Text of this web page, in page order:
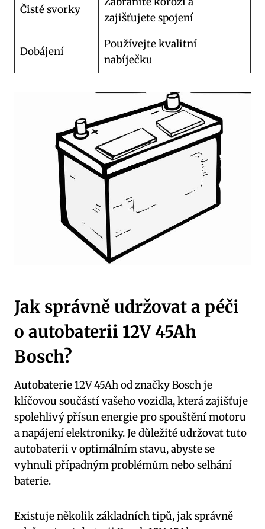
Čisté svorky
zajišťujete spojení
Dobájení
Používejte kvalitní
nabíječku
Jak správně udržovat a péči
o autobaterii 12V 45Ah
Bosch?
Autobaterie 12V 45Ah od značky Bosch je
klíčovou součástí vašeho vozidla, která zajišťuje
spolehlivý přísun energie pro spouštění motoru
a napájení elektroniky. Je důležité udržovat tuto
autobaterii v optimálním stavu, abyste se
vyhnuli případným problémům nebo selhání
baterie.
Existuje několik základních tipů, jak správně